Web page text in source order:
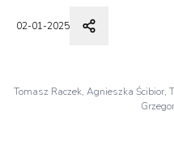
02-01-2025
Tomasz Raczek, Agnieszka Ścibior,